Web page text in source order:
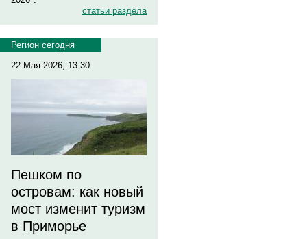
статьи раздела
Регион сегодня
22 Мая 2026, 13:30
Пешком по
островам: как новый
мост изменит туризм
в Приморье